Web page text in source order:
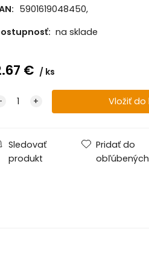
5901619048450,
na sklade
€ ks
Sledovať
produkt
Pridať do
obľúbených